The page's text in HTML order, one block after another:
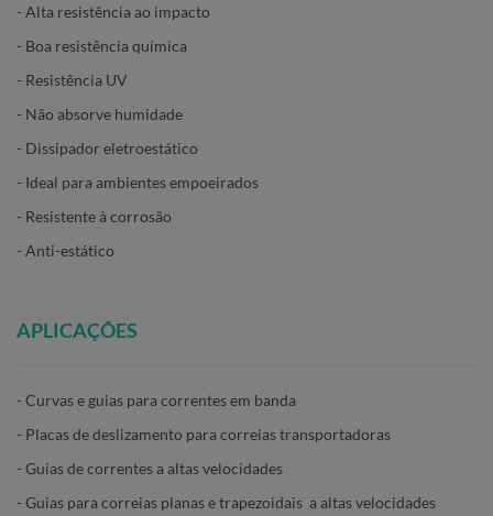
- Alta resistência ao impacto
- Boa resistência química
- Resistência UV
- Não absorve humidade
- Dissipador eletroestático
- Ideal para ambientes empoeirados
- Resistente à corrosão
- Anti-estático
APLICAÇÕES
- Curvas e guias para correntes em banda
- Placas de deslizamento para correias transportadoras
- Guias de correntes a altas velocidades
- Guias para correias planas e trapezoidais a altas velocidades